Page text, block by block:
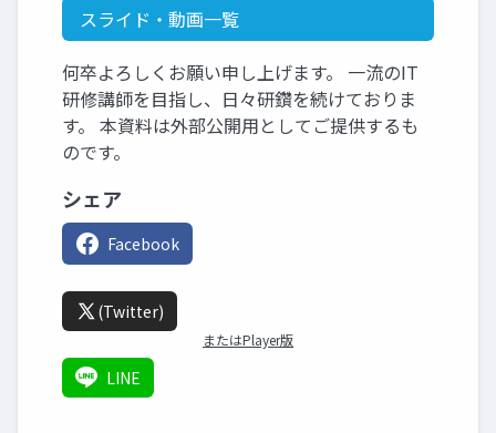
スライド・動画一覧
何卒よろしくお願い申し上げます。 一流のIT
研修講師を目指し、日々研鑽を続けておりま
す。 本資料は外部公開用としてご提供するも
のです。
シェア
Facebook
(Twitter)
またはPlayer版
LINE